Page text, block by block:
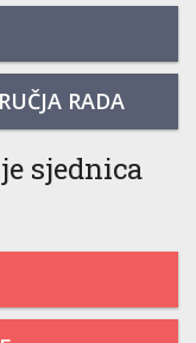
RADA
sjednica